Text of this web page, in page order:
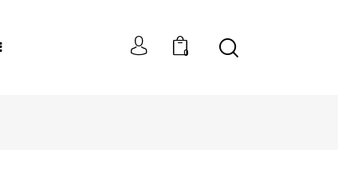
0